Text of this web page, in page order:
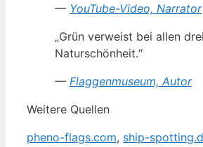
— YouTube-Video, Narrator
„Grün verweist bei allen
Naturschönheit.“
— Flaggenmuseum, Autor
Weitere Quellen
pheno-flags.com, ship-